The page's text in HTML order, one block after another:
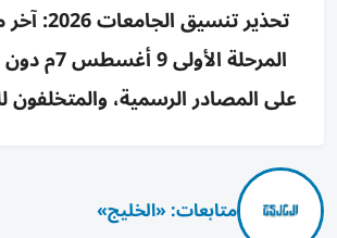
تحذير
المرحلة
على المصادر الرسمية، والمتخلفون
متابعات: «الخليج»